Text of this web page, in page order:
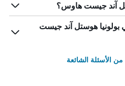
آند جيست هاوس؟
هوستل آند جيست
الأسئلة الشائعة